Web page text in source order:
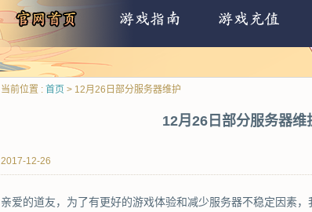
当前位置 : 首页 > 12月26日部分服务器维护
12月26日部分服务器维
2017-12-26
亲爱的道友，为了有更好的游戏体验和减少服务器不稳定因素，